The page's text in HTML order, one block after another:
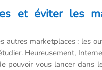
et éviter les
autres marketplaces : les
Heureusement,
pouvoir vous lancer dans